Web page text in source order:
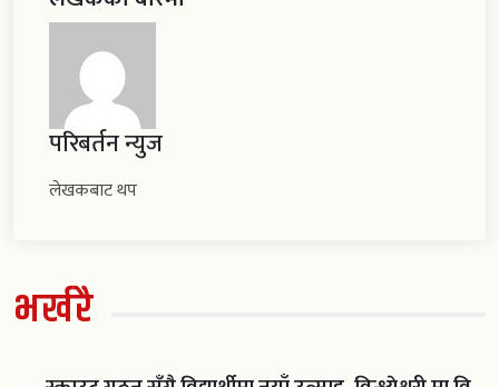
परिबर्तन न्युज
लेखकबाट थप
भर्खरै